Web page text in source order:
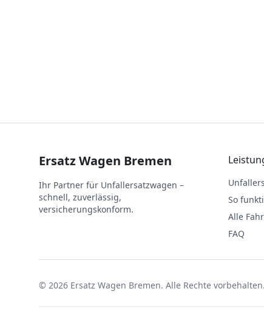
Ersatz Wagen Bremen
Ihr Partner für Unfallersatzwagen –
schnell, zuverlässig,
versicherungskonform.
So
Alle
FAQ
© 2026 Ersatz Wagen Bremen. Alle Rechte vorbehalten.